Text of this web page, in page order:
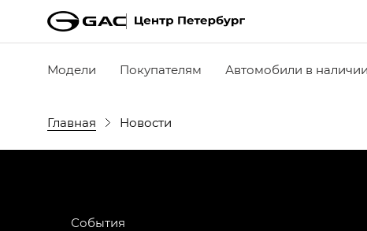
Модели Покупателям Автомобили в наличии
Главная Новости
События